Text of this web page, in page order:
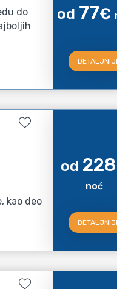
do
od 77€
kao deo
od 228
noć